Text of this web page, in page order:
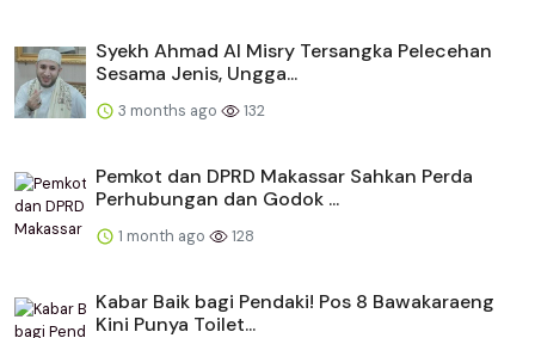
Syekh Ahmad Al Misry Tersangka Pelecehan
Sesama Jenis, Ungga...
3 months ago 132
Pemkot dan DPRD Makassar Sahkan Perda
Perhubungan dan Godok ...
1 month ago 128
Kabar Baik bagi Pendaki! Pos 8 Bawakaraeng
Kini Punya Toilet...